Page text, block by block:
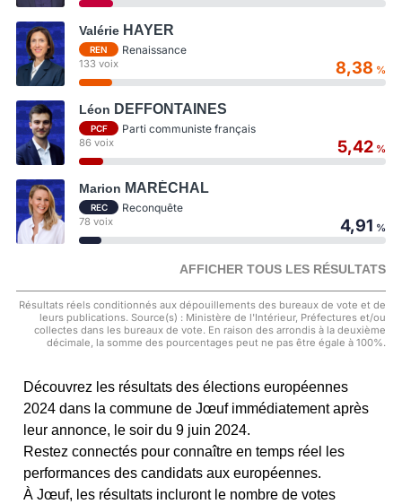
Valérie HAYER
REN Renaissance
133 voix 8,38 %
Léon DEFFONTAINES
PCF Parti communiste français
86 voix 5,42 %
Marion MARÉCHAL
REC Reconquête
78 voix 4,91 %
AFFICHER TOUS LES RÉSULTATS
Résultats réels conditionnés aux dépouillements des bureaux de vote et de
leurs publications. Source(s) : Ministère de l'Intérieur, Préfectures et/ou
collectes dans les bureaux de vote. En raison des arrondis à la deuxième
décimale, la somme des pourcentages peut ne pas être égale à 100%.
Découvrez les résultats des élections européennes
2024 dans la commune de Jœuf immédiatement après
leur annonce, le soir du 9 juin 2024.
Restez connectés pour connaître en temps réel les
performances des candidats aux européennes.
À Jœuf, les résultats incluront le nombre de votes